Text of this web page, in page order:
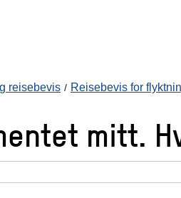
reisebevis Reisebevis for
mitt.